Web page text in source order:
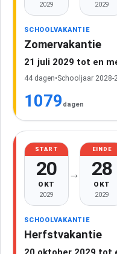
2029 2029
SCHOOLVAKANTIE
Zomervakantie
21 juli 2029 tot en
44 dagen•Schooljaar 2028-
1079 dagen
START
20
OKT
2029
→
EINDE
28
OKT
2029
SCHOOLVAKANTIE
Herfstvakantie